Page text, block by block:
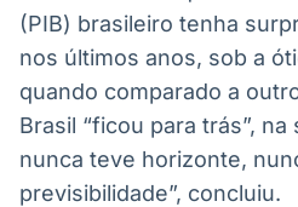
(PIB) brasileiro tenha
nos últimos anos, sob a
quando comparado a
Brasil “ficou para trás”, na
nunca teve horizonte,
previsibilidade”, concluiu.